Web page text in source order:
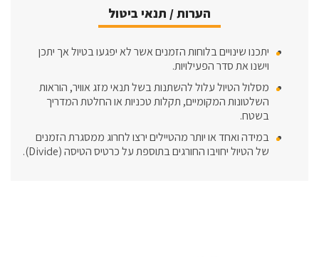
הערות / תנאי ביטול
יתכנו שינויים בלוחות הזמנים אשר לא יפגעו בטיול אך יתכן
וישנו את סדר הפעילויות.
מסלול הטיול עלול להשתנות בשל תנאי מזג אוויר, הוראות
השלטונות המקומיים, תקלות טכניות או החלטת המדריך
בשטח.
במידה ואחד או יותר מהטיילים ירצו לחרוג ממסגרת הזמנים
של הטיול יחויבו החורגים בתוספת על כרטיס הטיסה (Divide).